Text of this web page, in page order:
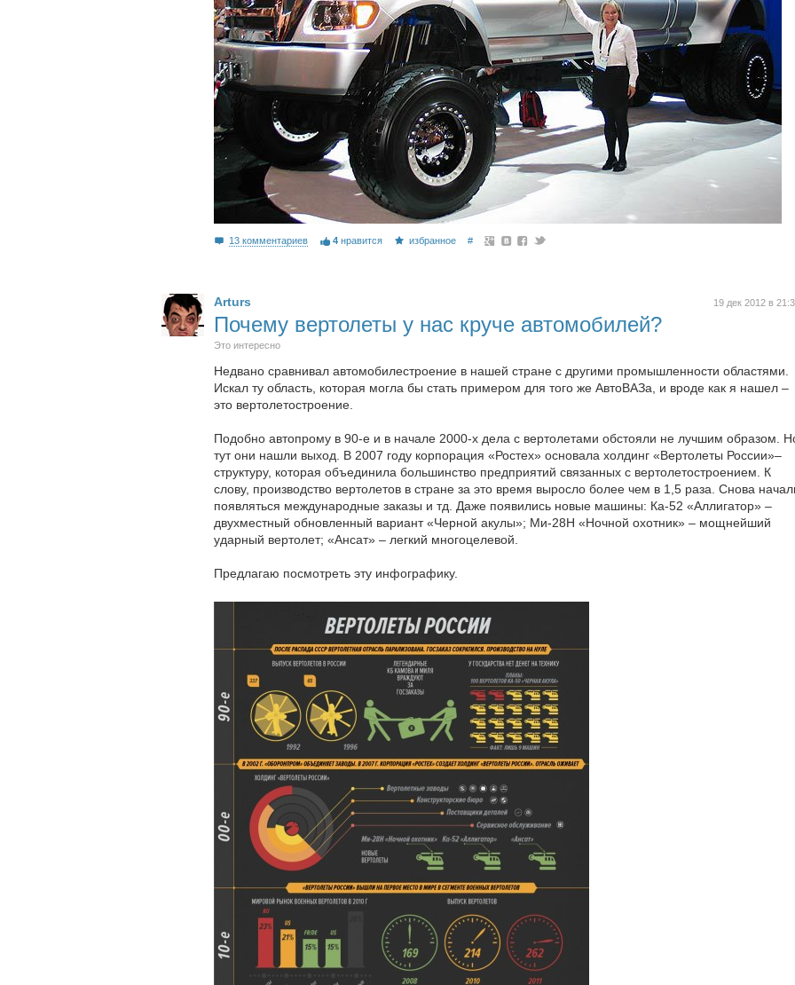
13 комментариев 4 нравится избранное #
19 дек 2012 в
Arturs
Почему вертолеты у нас круче автомобилей?
Это интересно
Недвано сравнивал автомобилестроение в нашей стране с другими промышленности областями.
Искал ту область, которая могла бы стать примером для того же АвтоВАЗа, и вроде как я нашел –
это вертолетостроение.
Подобно автопрому в 90-е и в начале 2000-х дела с вертолетами обстояли не лучшим образом.
тут они нашли выход. В 2007 году корпорация «Ростех» основала холдинг «Вертолеты России»–
структуру, которая объединила большинство предприятий связанных с вертолетостроением. К
слову, производство вертолетов в стране за это время выросло более чем в 1,5 раза. Снова
появляться международные заказы и тд. Даже появились новые машины: Ка-52 «Аллигатор» –
двухместный обновленный вариант «Черной акулы»; Ми-28Н «Ночной охотник» – мощнейший
ударный вертолет; «Ансат» – легкий многоцелевой.
Предлагаю посмотреть эту инфографику.